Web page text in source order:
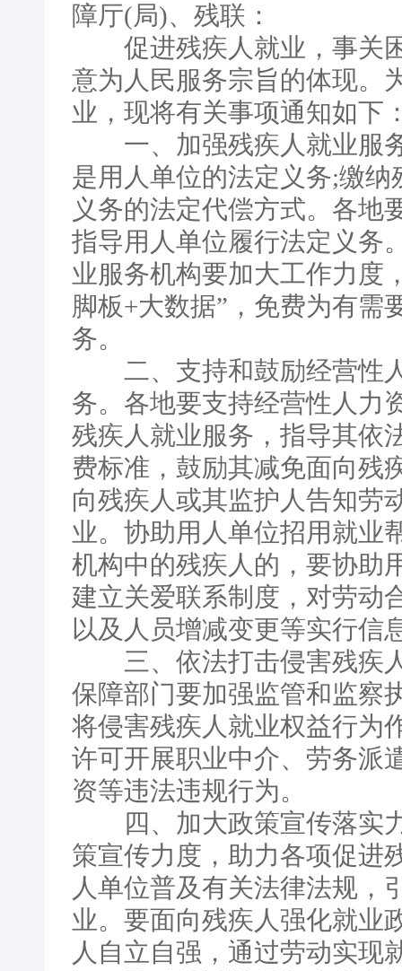
障厅(局)、残联：
促进残疾人就业，事关困
意为人民服务宗旨的体现。
业，现将有关事项通知如下
一、加强残疾人就业服务
是用人单位的法定义务;缴
义务的法定代偿方式。各地
指导用人单位履行法定义务
业服务机构要加大工作力度
脚板+大数据”，免费为有需
务。
二、支持和鼓励经营性人
务。各地要支持经营性人力
残疾人就业服务，指导其依
费标准，鼓励其减免面向残
向残疾人或其监护人告知劳
业。协助用人单位招用就业
机构中的残疾人的，要协助
建立关爱联系制度，对劳动
以及人员增减变更等实行信
三、依法打击侵害残疾人
保障部门要加强监管和监察
将侵害残疾人就业权益行为
许可开展职业中介、劳务派
资等违法违规行为。
四、加大政策宣传落实力
策宣传力度，助力各项促进
人单位普及有关法律法规，
业。要面向残疾人强化就业
人自立自强，通过劳动实现